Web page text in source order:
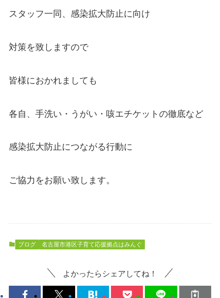
スタッフ一同、感染拡大防止に向け
対策を致しますので
皆様におかれましても
各自、手洗い・うがい・咳エチケットの徹底など
感染拡大防止につながる行動に
ご協力をお願い致します。
ブログ 名古屋市港区子育て応援拠点はみんぐ
よかったらシェアしてね！